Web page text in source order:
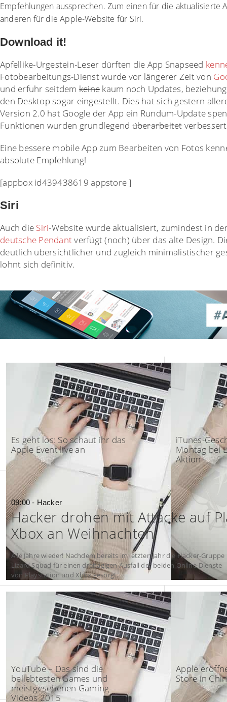
Empfehlungen aussprechen. Zum einen für die aktualisierte
anderen für die Apple-Website für Siri.
Download it!
Apfellike-Urgestein-Leser dürften die App Snapseed
Fotobearbeitungs-Dienst wurde vor längerer Zeit von
und erfuhr seitdemkeinekaum noch Updates,
den Desktop sogar eingestellt. Dies hat sich gestern
Version 2.0 hat Google der App ein Rundum-Update
Funktionen wurden grundlegendüberarbeitet
Eine bessere mobile App zum Bearbeiten von Fotos
absolute Empfehlung!
[appbox id439438619 appstore ]
Siri
Auch die Siri-Website wurde aktualisiert, zumindest in
deutsche Pendantverfügt (noch) über das alte Design.
deutlich übersichtlicher und zugleich minimalistischer
lohnt sich definitiv.
18:02 - Keynote
Es geht los: So schaut ihr das
Apple Event live an
17:57 -
iTunes-
Montag bei
Aktion
09:00 - Hacker
Hacker drohen mit Attacke auf
Xbox an Weihnachten
Alle Jahre wieder! Nachdem bereits im letzten Jahr die Hacker-Gruppe
Lizard Squad für einen dreitägigen Ausfall der beiden Online-Dienste
von Playstation und Xbox gesorgt...
14:30 - 2015
YouTube – Das sind die
beliebtesten Games und
meistgesehenen Gaming-
Videos 2015
08:30 - Apple
Apple
Store in